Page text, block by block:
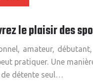
le plaisir des
amateur,
pratiquer. Une
détente seul…